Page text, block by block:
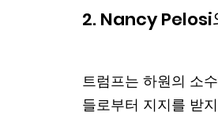
2. Nancy Pelosi
트럼프는 하원의 소
들로부터 지지를 받